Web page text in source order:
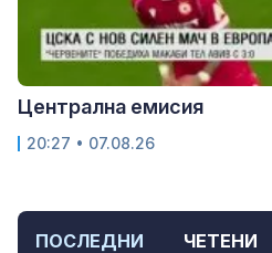
ПОСЛЕДНИ ЧЕТЕНИ
Централна емисия
20:27 • 07.08.26